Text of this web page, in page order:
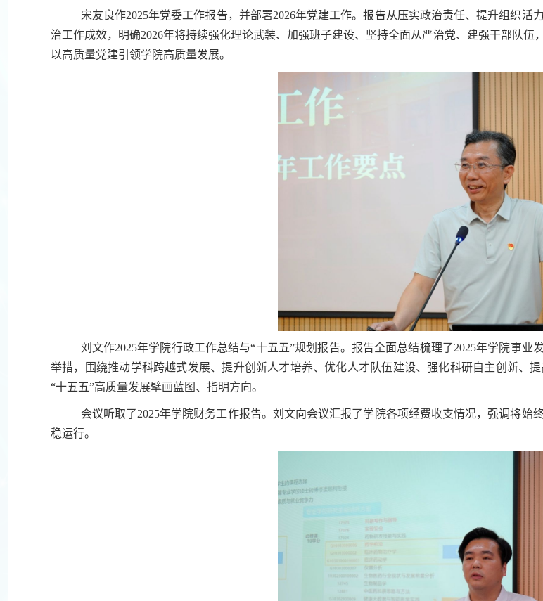
宋友良作2025年党委工作报告，并部署2026年党建工作。报告从压实政治责任、提升组织
治工作成效，明确2026年将持续强化理论武装、加强班子建设、坚持全面从严治党、建强干部队
以高质量党建引领学院高质量发展。
刘文作2025年学院行政工作总结与“十五五”规划报告。报告全面总结梳理了2025年学院事
举措，围绕推动学科跨越式发展、提升创新人才培养、优化人才队伍建设、强化科研自主创新、
“十五五”高质量发展擘画蓝图、指明方向。
会议听取了2025年学院财务工作报告。刘文向会议汇报了学院各项经费收支情况，强调将
稳运行。